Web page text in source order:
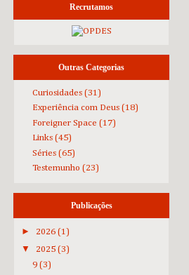
Recrutamos
Outras Categorias
Curiosidades (31)
Experiência com Deus (18)
Foreigner Space (17)
Links (45)
Séries (65)
Testemunho (23)
Publicações
► 2026 (1)
▼ 2025 (3)
9 (3)